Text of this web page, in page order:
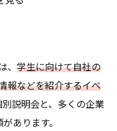
、 学生に向けて自社の
報などを紹介するイベ
説明会と、多くの企業
あります。